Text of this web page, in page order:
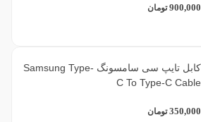
900,000 تومان
کابل تایپ سی سامسونگ Samsung Type-
C To Type-C Cable
350,000 تومان